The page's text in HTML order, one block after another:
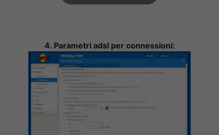
4. Parametri adsl per connessioni: